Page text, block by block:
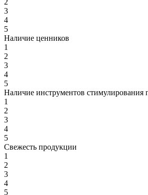
2
3
4
5
Наличие ценников
1
2
3
4
5
Наличие инструментов стимулирования
1
2
3
4
5
Свежесть продукции
1
2
3
4
5